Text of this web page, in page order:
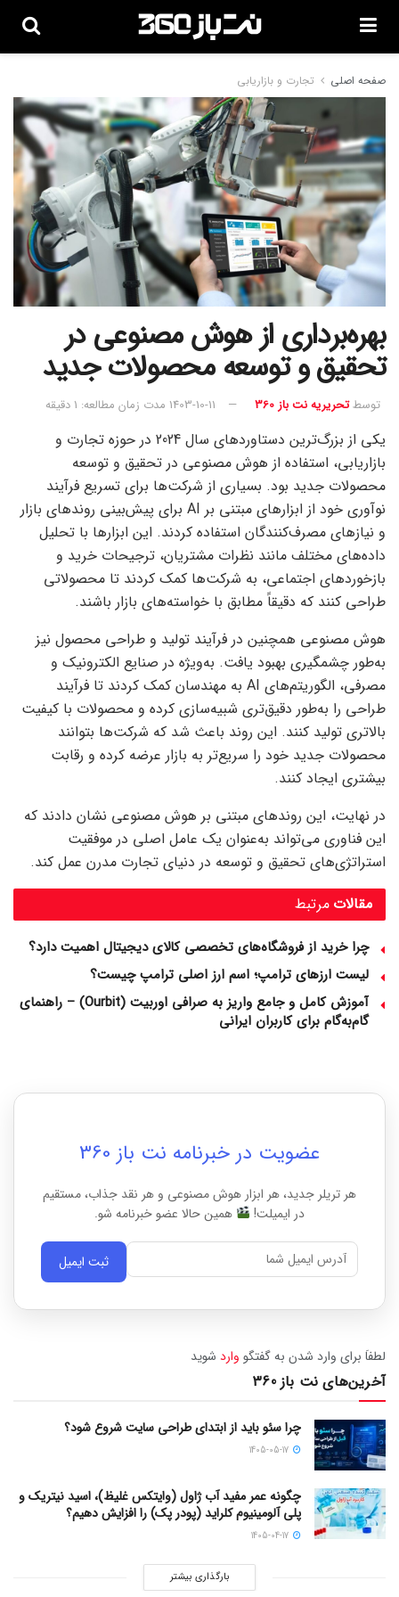
صفحه اصلی تجارت و بازاریابی
بهره‌برداری از هوش مصنوعی در
تحقیق و توسعه محصولات جدید
توسطتحریریه نت باز 360 1403-10-11 مدت زمان مطالعه: 1 دقیقه
یکی از بزرگ‌ترین دستاوردهای سال 2024 در حوزه تجارت و
بازاریابی، استفاده از هوش مصنوعی در تحقیق و توسعه
محصولات جدید بود. بسیاری از شرکت‌ها برای تسریع فرآیند
نوآوری خود از ابزارهای مبتنی بر AI برای پیش‌بینی روندهای بازار
و نیازهای مصرف‌کنندگان استفاده کردند. این ابزارها با تحلیل
داده‌های مختلف مانند نظرات مشتریان، ترجیحات خرید و
بازخوردهای اجتماعی، به شرکت‌ها کمک کردند تا محصولاتی
طراحی کنند که دقیقاً مطابق با خواسته‌های بازار باشند.
هوش مصنوعی همچنین در فرآیند تولید و طراحی محصول نیز
به‌طور چشمگیری بهبود یافت. به‌ویژه در صنایع الکترونیک و
مصرفی، الگوریتم‌های AI به مهندسان کمک کردند تا فرآیند
طراحی را به‌طور دقیق‌تری شبیه‌سازی کرده و محصولات با کیفیت
بالاتری تولید کنند. این روند باعث شد که شرکت‌ها بتوانند
محصولات جدید خود را سریع‌تر به بازار عرضه کرده و رقابت
بیشتری ایجاد کنند.
در نهایت، این روندهای مبتنی بر هوش مصنوعی نشان دادند که
این فناوری می‌تواند به‌عنوان یک عامل اصلی در موفقیت
استراتژی‌های تحقیق و توسعه در دنیای تجارت مدرن عمل کند.
مرتبط مقالات
چرا خرید از فروشگاه‌های تخصصی کالای دیجیتال اهمیت دارد؟
لیست ارزهای ترامپ؛ اسم ارز اصلی ترامپ چیست؟
آموزش کامل و جامع واریز به صرافی اوربیت (Ourbit) – راهنمای
گام‌به‌گام برای کاربران ایرانی
عضویت در خبرنامه نت باز 360
هر تریلر جدید، هر ابزار هوش مصنوعی و هر نقد جذاب، مستقیم
در ایمیلت!
همین حالا عضو خبرنامه شو.
ثبت ایمیل
لطفاَ برای وارد شدن به گفتگو وارد شوید
آخرین‌های نت باز 360
چرا سئو باید از ابتدای طراحی سایت شروع شود؟
چگونه عمر مفید آب ژاول (وایتکس غلیظ)، اسید نیتریک و
پلی آلومینیوم کلراید (پودر پک) را افزایش دهیم؟
بارگذاری بیشتر